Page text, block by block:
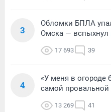
3
Обломки БПЛА
Омска — вспыхнул
17 693 39
4
«У меня в огороде
самой
13 269 41